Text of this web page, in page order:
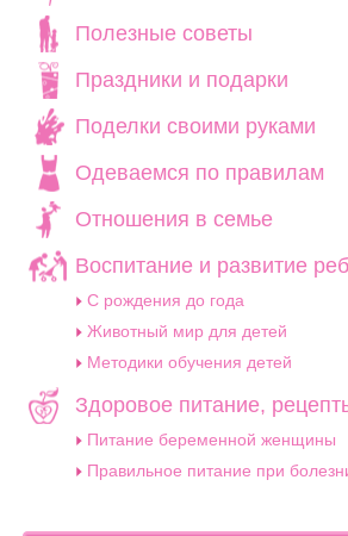
Полезные советы
Праздники и подарки
Поделки своими руками
Одеваемся по правилам
Отношения в семье
Воспитание и развитие
C рождения до года
Животный мир для детей
Методики обучения детей
Здоровое питание,
Питание беременной женщины
Правильное питание при